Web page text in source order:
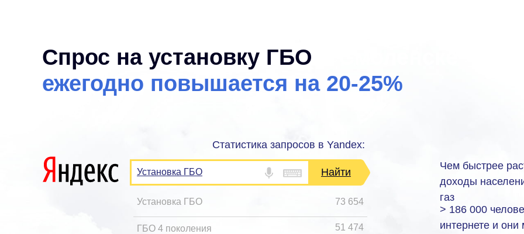
Спрос на установку ГБО
ежегодно повышается на 20-25%
Чем быстрее
доходы
газ
> 186 000
интернете и они
ГБО 4 поколения
Установка ГБО
Установка ГБО Найти
Статистика запросов в Yandex:
73 654
51 474